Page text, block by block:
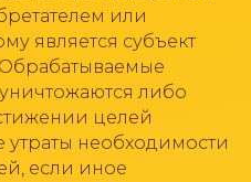
или
является субъект
либо
целей
утраты необходимости
если иное